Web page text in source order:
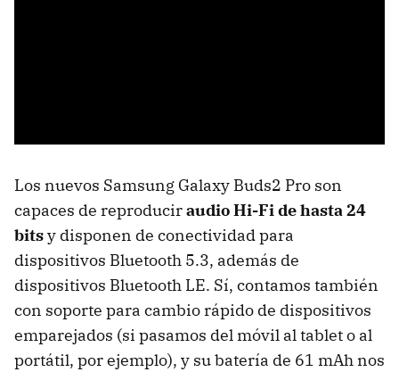
Los nuevos Samsung Galaxy Buds2 Pro son
capaces de reproduciraudio Hi-Fi de hasta 24
bitsy disponen de conectividad para
dispositivos Bluetooth 5.3, además de
dispositivos Bluetooth LE. Sí, contamos también
con soporte para cambio rápido de dispositivos
emparejados (si pasamos del móvil al tablet o al
portátil, por ejemplo), y su batería de 61 mAh nos